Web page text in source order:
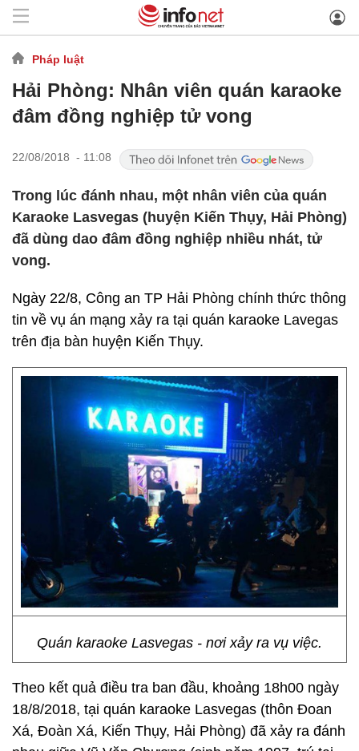
Pháp luật
Hải Phòng: Nhân viên quán karaoke
đâm đồng nghiệp tử vong
22/08/2018 - 11:08
Trong lúc đánh nhau, một nhân viên của quán
Karaoke Lasvegas (huyện Kiến Thụy, Hải Phòng)
đã dùng dao đâm đồng nghiệp nhiều nhát, tử
vong.
Ngày 22/8, Công an TP Hải Phòng chính thức thông
tin về vụ án mạng xảy ra tại quán karaoke Lavegas
trên địa bàn huyện Kiến Thụy.
Quán karaoke Lasvegas - nơi xảy ra vụ việc.
Theo kết quả điều tra ban đầu, khoảng 18h00 ngày
18/8/2018, tại quán karaoke Lasvegas (thôn Đoan
Xá, Đoàn Xá, Kiến Thụy, Hải Phòng) đã xảy ra đánh